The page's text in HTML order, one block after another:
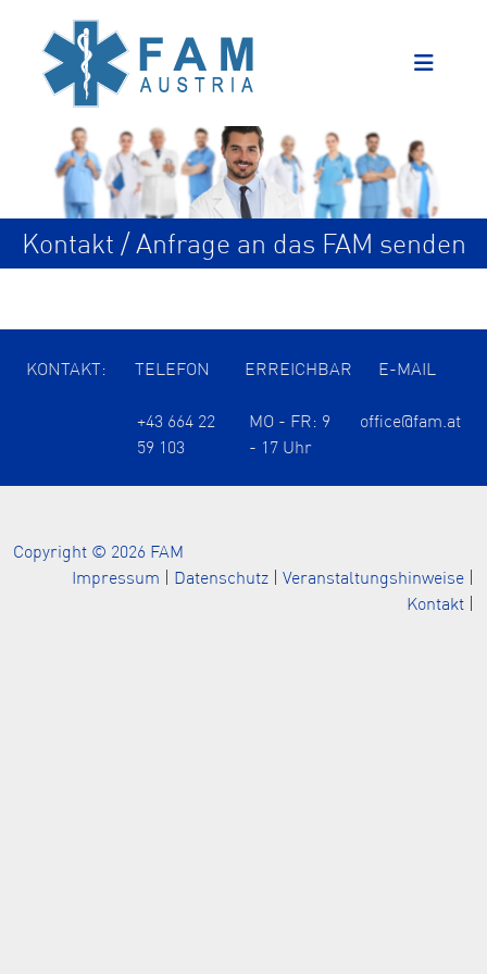
Kontakt / Anfrage an das FAM senden
KONTAKT: TELEFON ERREICHBAR E-MAIL
+43 664 22
59 103
MO - FR: 9
- 17 Uhr
office@fam.at
Copyright © 2026 FAM
Impressum
Datenschutz Veranstaltungshinweise
Kontakt